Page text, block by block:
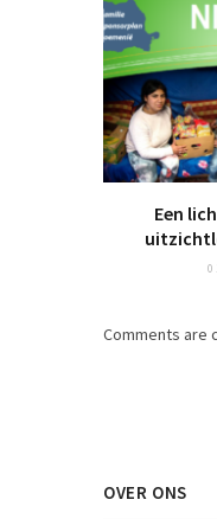
Een
Comments are
OVER ONS